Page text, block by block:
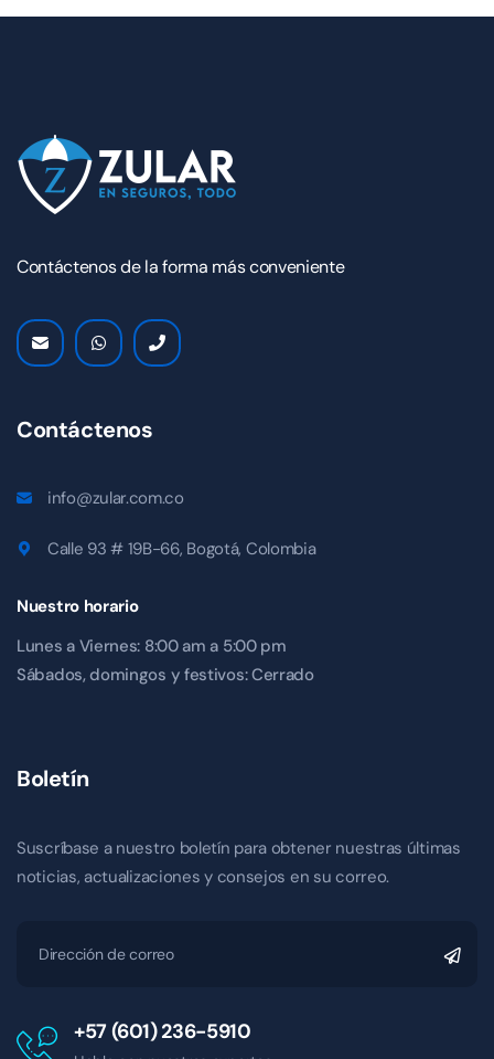
Contáctenos de la forma más conveniente
Contáctenos
info@zular.com.co
Calle 93 # 19B-66, Bogotá, Colombia
Nuestro horario
Lunes a Viernes: 8:00 am a 5:00 pm
Sábados, domingos y festivos: Cerrado
Boletín
Suscríbase a nuestro boletín para obtener nuestras últimas
noticias, actualizaciones y consejos en su correo.
+57 (601) 236-5910